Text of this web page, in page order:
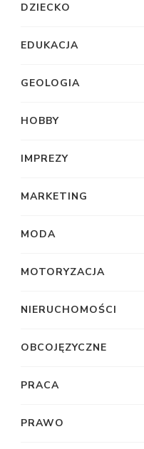
DZIECKO
EDUKACJA
GEOLOGIA
HOBBY
IMPREZY
MARKETING
MODA
MOTORYZACJA
NIERUCHOMOŚCI
OBCOJĘZYCZNE
PRACA
PRAWO